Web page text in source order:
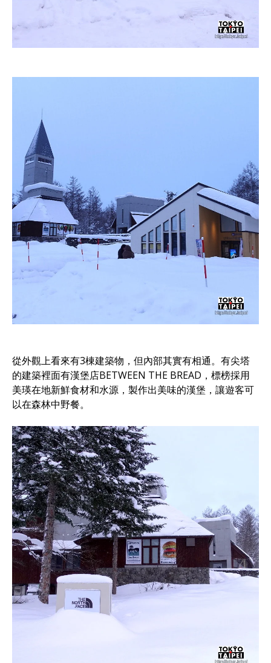
從外觀上看來有3棟建築物，但內部其實有相通。有尖塔
的建築裡面有漢堡店BETWEEN THE BREAD，標榜採用
美瑛在地新鮮食材和水源，製作出美味的漢堡，讓遊客可
以在森林中野餐。